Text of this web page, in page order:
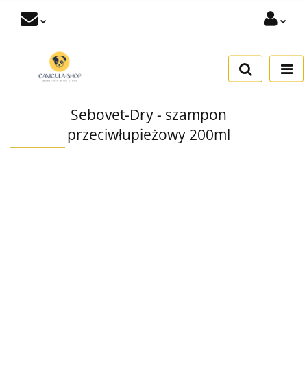
Zaloguj się
Dodaj zgłoszenie
Sebovet-Dry - szampon
przeciwłupieżowy 200ml